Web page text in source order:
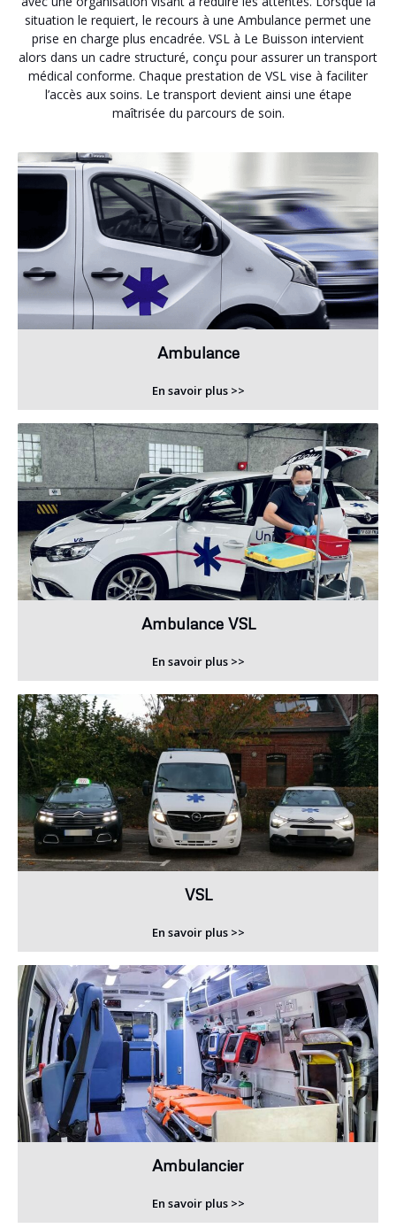
situation le requiert, le recours à une Ambulance permet une
prise en charge plus encadrée. VSL à Le Buisson intervient
alors dans un cadre structuré, conçu pour assurer un transport
médical conforme. Chaque prestation de VSL vise à faciliter
l’accès aux soins. Le transport devient ainsi une étape
maîtrisée du parcours de soin.
Ambulance
En savoir plus >>
Ambulance VSL
En savoir plus >>
VSL
En savoir plus >>
Ambulancier
En savoir plus >>